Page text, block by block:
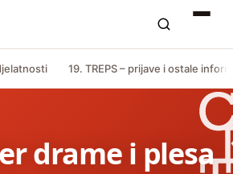
19. TREPS – prijave i ostale
drame i plesa